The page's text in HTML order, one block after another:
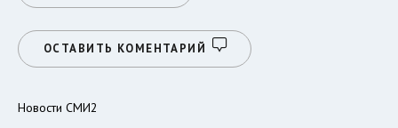
ОСТАВИТЬ КОМЕНТАРИЙ
Новости СМИ2